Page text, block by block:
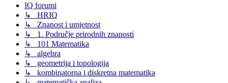
IQ forumi
↳ HRIQ
↳ Znanost i umjetnost
↳ 1. Područje prirodnih znanosti
↳ 101 Matematika
↳ algebra
↳ geometrija i topologija
↳ kombinatorna i diskretna matematika